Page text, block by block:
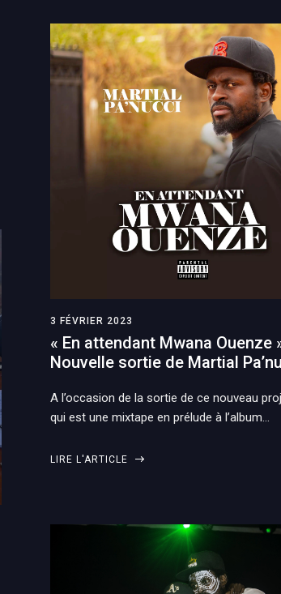
3 FÉVRIER 2023
« En attendant Mwana Ouenze
Nouvelle sortie de Martial
A l’occasion de la sortie de ce nouveau
qui est une mixtape en prélude à l’album…
LIRE L'ARTICLE